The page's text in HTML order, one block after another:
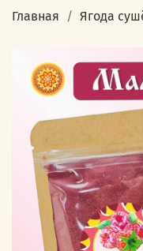
Главная Ягода